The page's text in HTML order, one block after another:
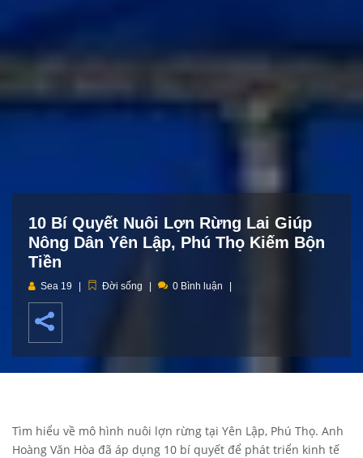
10 Bí Quyết Nuôi Lợn Rừng Lai Giúp
Nông Dân Yên Lập, Phú Thọ Kiếm Bộn
Tiền
Sea 19 Đời sống 0 Bình luận
Tìm hiểu về mô hình nuôi lợn rừng tại Yên Lập, Phú Thọ. Anh
Hoàng Văn Hòa đã áp dụng 10 bí quyết để phát triển kinh tế